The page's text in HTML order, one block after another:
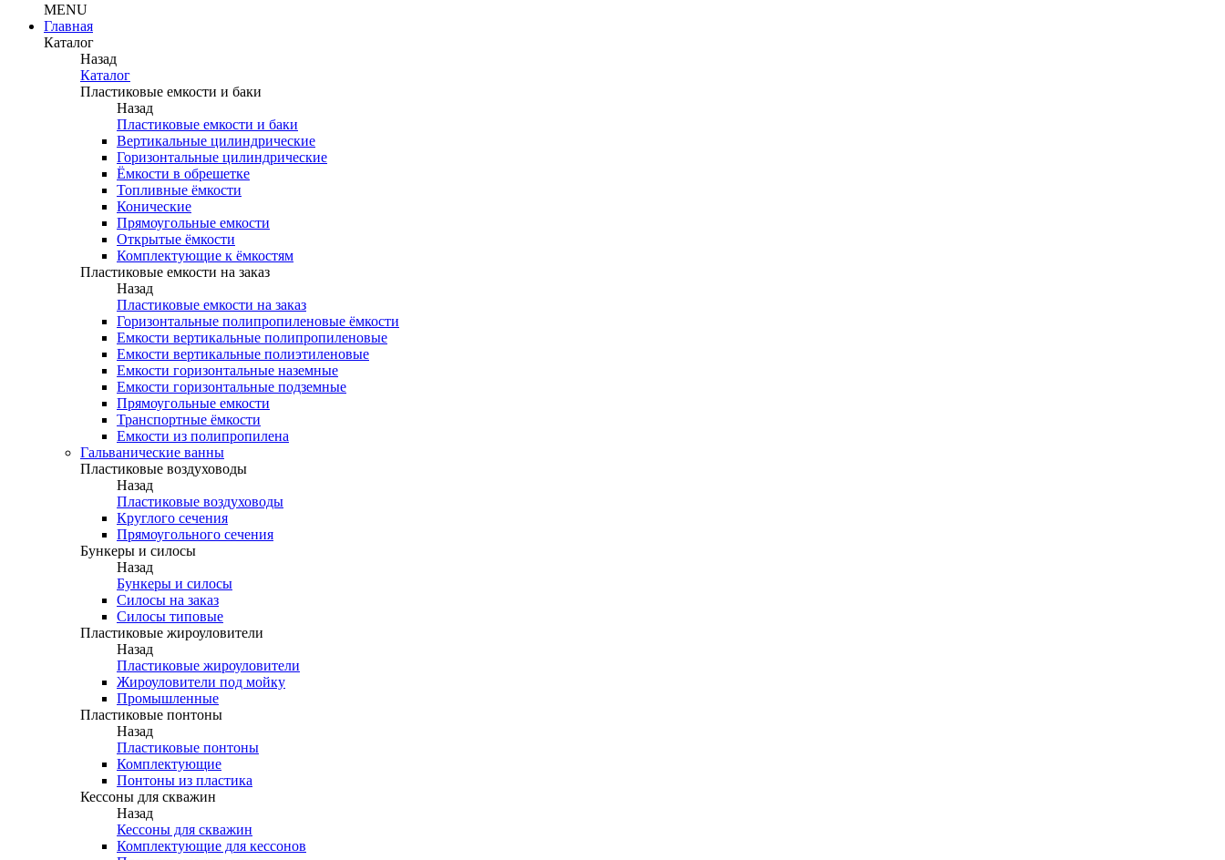
MENU
Главная
Каталог
Назад
Каталог
Пластиковые емкости и баки
Назад
Пластиковые емкости и баки
Вертикальные цилиндрические
Горизонтальные цилиндрические
Ёмкости в обрешетке
Топливные ёмкости
Конические
Прямоугольные емкости
Открытые ёмкости
Комплектующие к ёмкостям
Пластиковые емкости на заказ
Назад
Пластиковые емкости на заказ
Горизонтальные полипропиленовые ёмкости
Емкости вертикальные полипропиленовые
Емкости вертикальные полиэтиленовые
Емкости горизонтальные наземные
Емкости горизонтальные подземные
Прямоугольные емкости
Транспортные ёмкости
Емкости из полипропилена
Гальванические ванны
Пластиковые воздуховоды
Назад
Пластиковые воздуховоды
Круглого сечения
Прямоугольного сечения
Бункеры и силосы
Назад
Бункеры и силосы
Силосы на заказ
Силосы типовые
Пластиковые жироуловители
Назад
Пластиковые жироуловители
Жироуловители под мойку
Промышленные
Пластиковые понтоны
Назад
Пластиковые понтоны
Комплектующие
Понтоны из пластика
Кессоны для скважин
Назад
Кессоны для скважин
Комплектующие для кессонов